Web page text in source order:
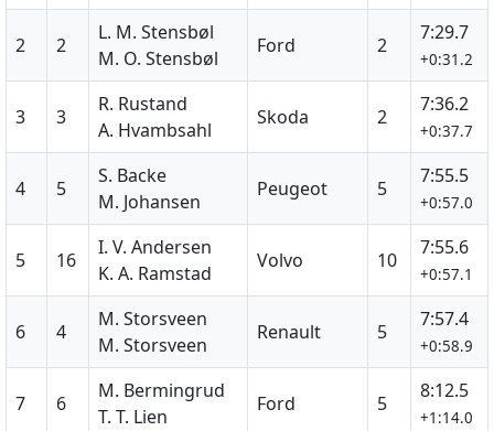
2 2
L. M. Stensbøl
M. O. Stensbøl
Ford 2
7:29.7
+0:31.2
3 3
R. Rustand
A. Hvambsahl
Skoda 2
7:36.2
+0:37.7
4 5
S. Backe
M. Johansen
Peugeot 5
7:55.5
+0:57.0
5 16
I. V. Andersen
K. A. Ramstad
Volvo 10
7:55.6
+0:57.1
6 4
M. Storsveen
M. Storsveen
Renault 5
7:57.4
+0:58.9
7 6
M. Bermingrud
T. T. Lien
Ford 5
8:12.5
+1:14.0